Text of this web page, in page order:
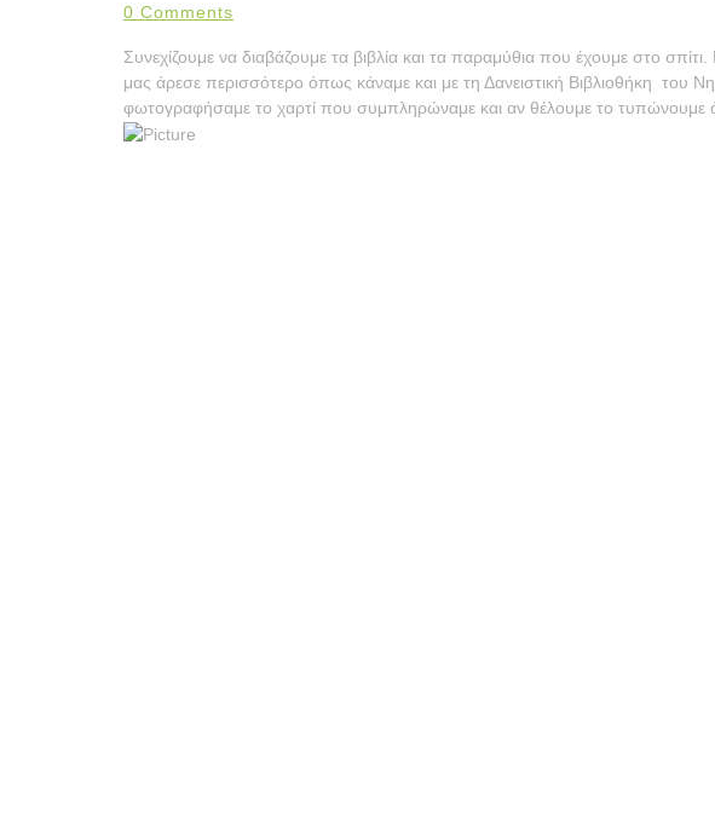
0 Comments
Συνεχίζουμε να διαβάζουμε τα βιβλία και τα παραμύθια που έχουμε στο
μας άρεσε περισσότερο όπως κάναμε και με τη Δανειστική Βιβλιοθήκη του
φωτογραφήσαμε το χαρτί που συμπληρώναμε και αν θέλουμε το τυπώνουμε